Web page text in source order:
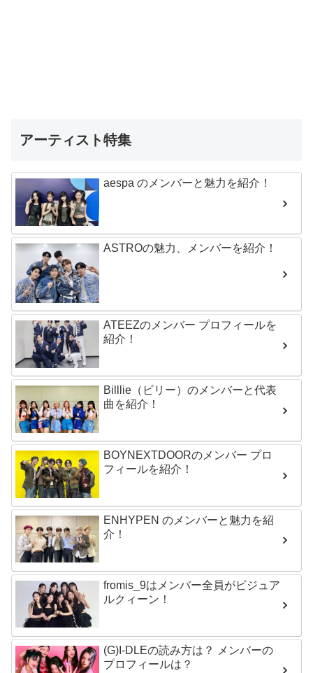
アーティスト特集
aespa のメンバーと魅力を紹介！
ASTROの魅力、メンバーを紹介！
ATEEZのメンバー プロフィールを
紹介！
Billlie（ビリー）のメンバーと代表
曲を紹介！
BOYNEXTDOORのメンバー プロ
フィールを紹介！
ENHYPEN のメンバーと魅力を紹
介！
fromis_9はメンバー全員がビジュア
ルクィーン！
(G)I-DLEの読み方は？ メンバーの
プロフィールは？